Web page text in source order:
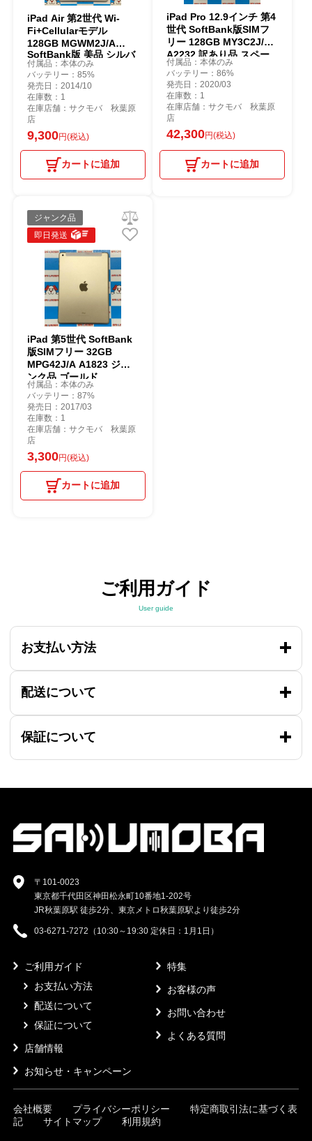
iPad Air 第2世代 Wi-
Fi+Cellularモデル
128GB MGWM2J/A
SoftBank版 美品 シルバ
ー
付属品：本体のみ
バッテリー：85%
発売日：2014/10
在庫数：1
在庫店舗：サクモバ 秋葉原
店
9,300円(税込)
カートに追加
iPad Pro 12.9インチ 第4
世代 SoftBank版SIMフ
リー 128GB MY3C2J/A
A2232 訳あり品 スペー
スグレイ
付属品：本体のみ
バッテリー：86%
発売日：2020/03
在庫数：1
在庫店舗：サクモバ 秋葉原
店
42,300円(税込)
カートに追加
ジャンク品
即日発送
iPad 第5世代 SoftBank
版SIMフリー 32GB
MPG42J/A A1823 ジャ
ンク品 ゴールド
付属品：本体のみ
バッテリー：87%
発売日：2017/03
在庫数：1
在庫店舗：サクモバ 秋葉原
店
3,300円(税込)
カートに追加
ご利用ガイド
User guide
お支払い方法
配送について
保証について
〒101-0023
東京都千代田区神田松永町10番地1-202号
JR秋葉原駅 徒歩2分、東京メトロ秋葉原駅より徒歩2分
03-6271-7272（10:30～19:30 定休日：1月1日）
ご利用ガイド
お支払い方法
配送について
保証について
店舗情報
お知らせ・キャンペーン
特集
お客様の声
お問い合わせ
よくある質問
会社概要 プライバシーポリシー
特定商取引法に基づく表
記
サイトマップ 利用規約